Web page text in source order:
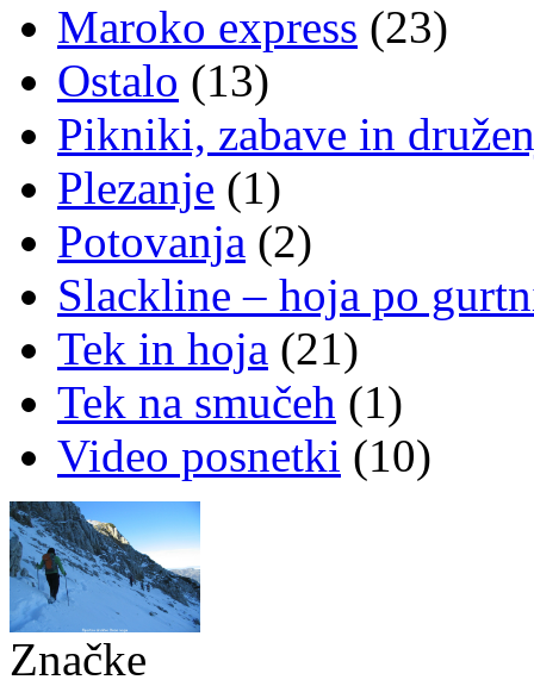
Maroko express (23)
Ostalo (13)
Pikniki, zabave in
Plezanje (1)
Potovanja (2)
Slackline – hoja po
Tek in hoja (21)
Tek na smučeh (1)
Video posnetki (10)
Značke